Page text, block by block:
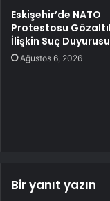
Eskişehir’de NATO
Protestosu
İlişkin Suç Duyurusu
Ağustos 6, 2026
Bir yanıt yazın